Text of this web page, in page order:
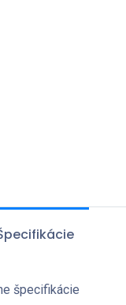
špecifikácie